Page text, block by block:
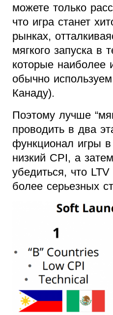
можете только
что игра станет
рынках,
мягкого запуска в
которые наиболее
обычно
Канаду).
Поэтому лучше
проводить в два
функционал игры в
низкий CPI, а
убедиться, что
более серьезных